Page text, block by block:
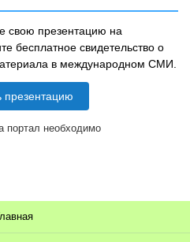
свою презентацию на
бесплатное свидетельство о
в международном СМИ.
презентацию
портал необходимо